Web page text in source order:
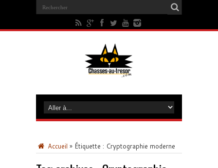
Accueil » Étiquette : Cryptographie moderne